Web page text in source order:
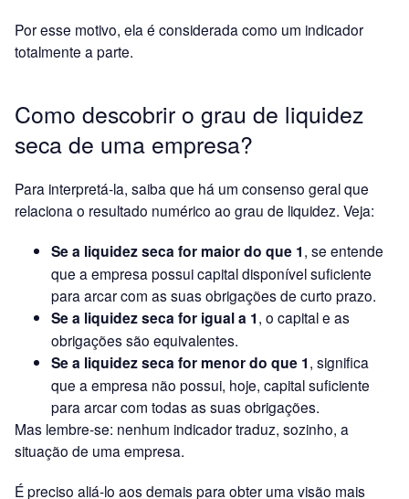
Por esse motivo, ela é considerada como um indicador
totalmente a parte.
Como descobrir o grau de liquidez
seca de uma empresa?
Para interpretá-la, saiba que há um consenso geral que
relaciona o resultado numérico ao grau de liquidez. Veja:
Se a liquidez seca for maior do que 1, se entende
que a empresa possui capital disponível suficiente
para arcar com as suas obrigações de curto prazo.
Se a liquidez seca for igual a 1, o capital e as
obrigações são equivalentes.
Se a liquidez seca for menor do que 1, significa
que a empresa não possui, hoje, capital suficiente
para arcar com todas as suas obrigações.
Mas lembre-se: nenhum indicador traduz, sozinho, a
situação de uma empresa.
É preciso aliá-lo aos demais para obter uma visão mais